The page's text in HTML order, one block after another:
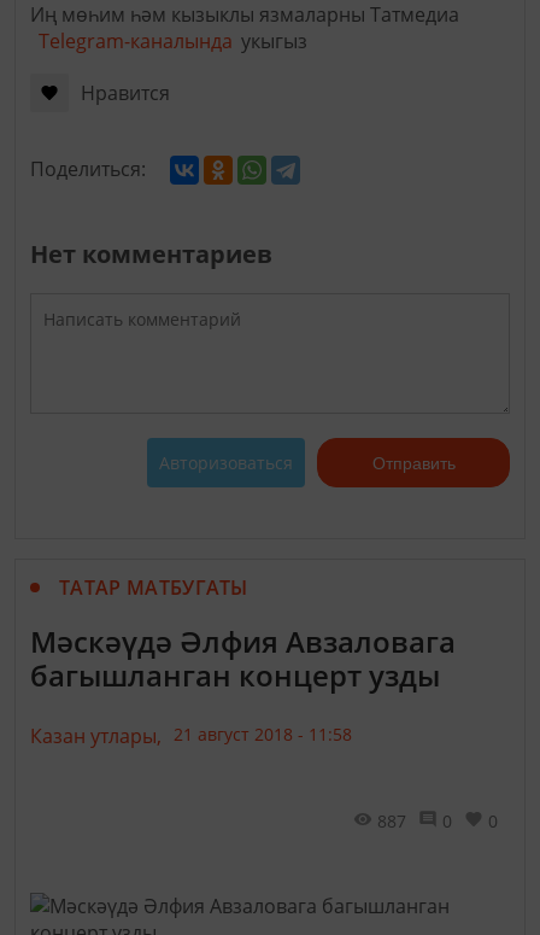
Иң мөһим һәм кызыклы язмаларны Татмедиа
Telegram-каналында укыгыз
Нравится
Поделиться:
Нет комментариев
Авторизоваться Отправить
ТАТАР МАТБУГАТЫ
Мәскәүдә Әлфия Авзаловага
багышланган концерт узды
Казан утлары, 21 август 2018 - 11:58
887 0 0